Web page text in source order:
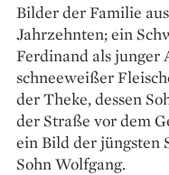
Bilder der Familie
Jahrzehnten; ein
Ferdinand als junger
schneeweißer
der Theke, dessen
der Straße vor dem
ein Bild der jüngsten
Sohn Wolfgang.